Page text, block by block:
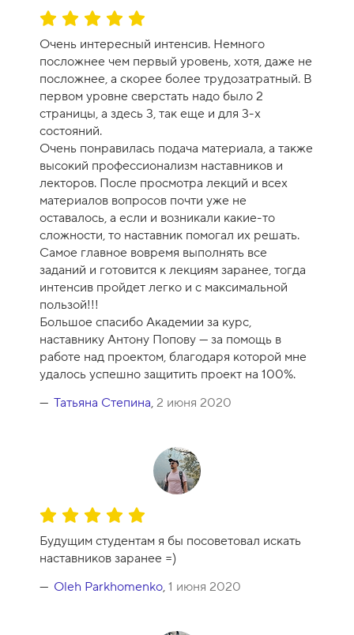
О
е
н
к
а
к
у
р
с
а
-
1
0
Очень интересный интенсив. Немного
посложнее чем первый уровень, хотя, даже не
посложнее, а скорее более трудозатратный. В
первом уровне сверстать надо было 2
страницы, а здесь 3, так еще и для 3-х
состояний.
Очень понравилась подача материала, а также
высокий профессионализм наставников и
лекторов. После просмотра лекций и всех
материалов вопросов почти уже не
оставалось, а если и возникали какие-то
сложности, то наставник помогал их решать.
Самое главное вовремя выполнять все
заданий и готовится к лекциям заранее, тогда
интенсив пройдет легко и с максимальной
пользой!!!
Большое спасибо Академии за курс,
наставнику Антону Попову — за помощь в
работе над проектом, благодаря которой мне
удалось успешно защитить проект на 100%.
Татьяна Степина, 2 июня 2020
О
е
н
к
Будущим студентам я бы посоветовал искать
наставников заранее =)
Oleh Parkhomenko, 1 июня 2020